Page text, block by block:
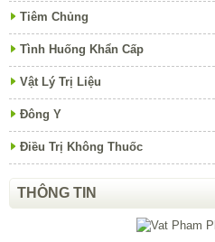
Tiêm Chủng
Tình Huống Khẩn Cấp
Vật Lý Trị Liệu
Đông Y
Điều Trị Không Thuốc
THÔNG TIN